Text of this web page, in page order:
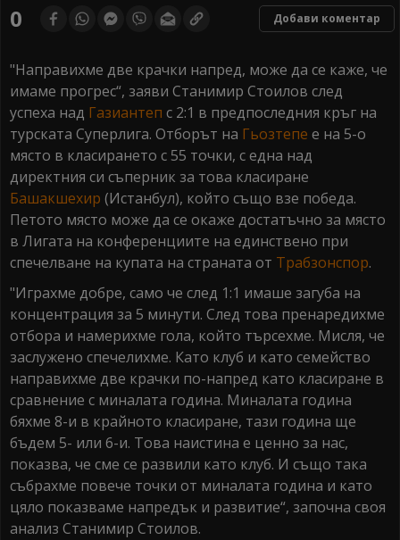
0 Добави коментар
"Направихме две крачки напред, може да се каже, че
имаме прогрес“, заяви Станимир Стоилов след
успеха над Газиантеп с 2:1 в предпоследния кръг на
турската Суперлига. Отборът на Гьозтепе е на 5-о
място в класирането с 55 точки, с една над
директния си съперник за това класиране
Башакшехир (Истанбул), който също взе победа.
Петото място може да се окаже достатъчно за място
в Лигата на конференциите на единствено при
спечелване на купата на страната от Трабзонспор.
"Играхме добре, само че след 1:1 имаше загуба на
концентрация за 5 минути. След това пренаредихме
отбора и намерихме гола, който търсехме. Мисля, че
заслужено спечелихме. Като клуб и като семейство
направихме две крачки по-напред като класиране в
сравнение с миналата година. Миналата година
бяхме 8-и в крайното класиране, тази година ще
бъдем 5- или 6-и. Това наистина е ценно за нас,
показва, че сме се развили като клуб. И също така
събрахме повече точки от миналата година и като
цяло показваме напредък и развитие“, започна своя
анализ Станимир Стоилов.